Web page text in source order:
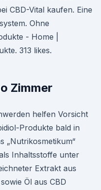
CBD-Vital kaufen. Eine
Ohne
- Home |
313 likes.
Zimmer
helfen Vorsicht
Produkte bald in
„Nutrikosmetikum“
Inhaltsstoffe unter
Extrakt aus
Öl aus CBD